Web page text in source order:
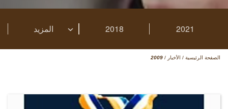
2021
2018 المزيد
الصفحة الرئيسية / الأخبار /
2009